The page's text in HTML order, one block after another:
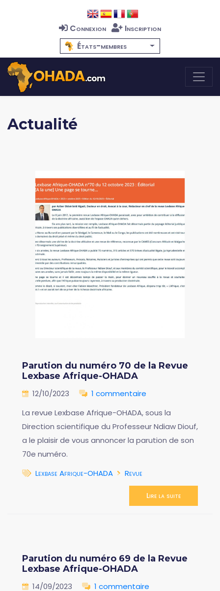
Connexion
Inscription
États-membres
Actualité
Parution du numéro 70 de la Revue
Lexbase Afrique-OHADA
12/10/2023
1 commentaire
La revue Lexbase Afrique-OHADA, sous la
Direction scientifique du Professeur Ndiaw Diouf,
a le plaisir de vous annoncer la parution de son
70e numéro.
Lexbase Afrique-OHADA
Revue
Lire la suite
Parution du numéro 69 de la Revue
Lexbase Afrique-OHADA
14/09/2023
1 commentaire